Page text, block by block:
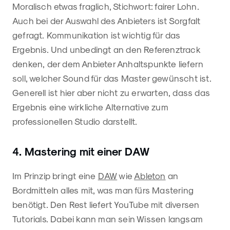
Moralisch etwas fraglich, Stichwort: fairer Lohn.
Auch bei der Auswahl des Anbieters ist Sorgfalt
gefragt. Kommunikation ist wichtig für das
Ergebnis. Und unbedingt an den Referenztrack
denken, der dem Anbieter Anhaltspunkte liefern
soll, welcher Sound für das Master gewünscht ist.
Generell ist hier aber nicht zu erwarten, dass das
Ergebnis eine wirkliche Alternative zum
professionellen Studio darstellt.
4. Mastering mit einer DAW
Im Prinzip bringt eine DAWwie Ableton an
Bordmitteln alles mit, was man fürs Mastering
benötigt. Den Rest liefert YouTube mit diversen
Tutorials. Dabei kann man sein Wissen langsam